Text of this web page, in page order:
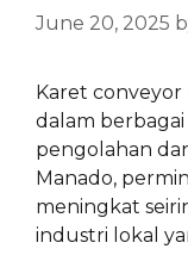
June 20, 2025
Karet conveyor
dalam
pengolahan
Manado,
meningkat
industri lokal